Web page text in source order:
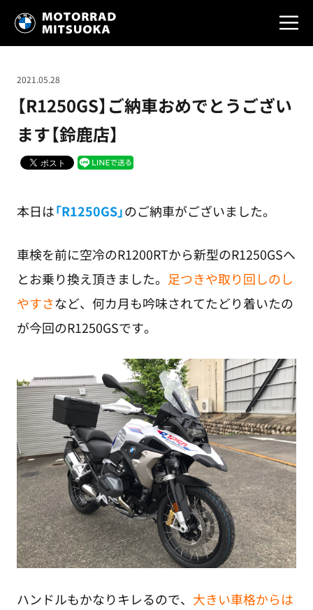
【R1250GS】ご納車おめでとうござい
ます【鈴鹿店】
2021.05.28
本日は「R1250GS」のご納車がございました。
車検を前に空冷のR1200RTから新型のR1250GSへ
とお乗り換え頂きました。 足つきや取り回しのし
やすさなど、何カ月も吟味されてたどり着いたの
が今回のR1250GSです。
ハンドルもかなりキレるので、 大きい車格からは